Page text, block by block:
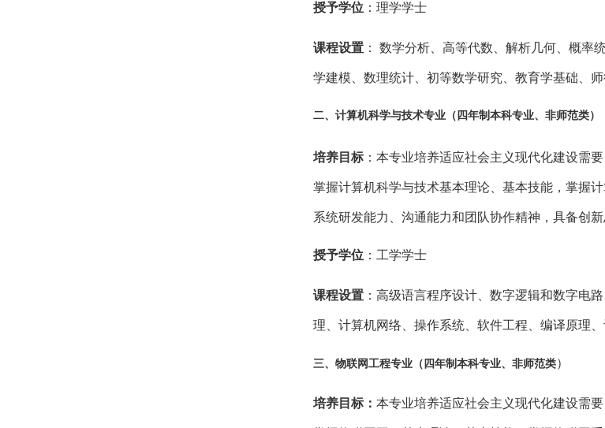
授予学位：理学学士
课程设置： 数学分析、高等代数、解析几何、概率
学建模、数理统计、初等数学研究、教育学基础、
二、 计算机科学与技术专业（四年制本科专业、非师范类）
培养目标： 本专业培养适应社会主义现代化建设需
掌握计算机科学与技术基本理论、基本技能，掌握
系统研发能力、沟通能力和团队协作精神，具备创
授予学位：工学学士
课程设置： 高级语言程序设计、数字逻辑和数字电路
理、计算机网络、操作系统、软件工程、编译原理
三、 物联网工程专业（四年制本科专业、非师范类）
培养目标： 本专业培养适应社会主义现代化建设需